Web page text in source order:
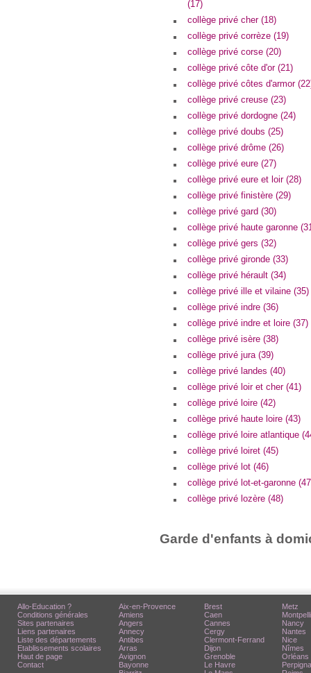
(17)
collège privé cher (18)
collège privé corrèze (19)
collège privé corse (20)
collège privé côte d'or (21)
collège privé côtes d'armor
collège privé creuse (23)
collège privé dordogne (24)
collège privé doubs (25)
collège privé drôme (26)
collège privé eure (27)
collège privé eure et loir (28)
collège privé finistère (29)
collège privé gard (30)
collège privé haute garonne
collège privé gers (32)
collège privé gironde (33)
collège privé hérault (34)
collège privé ille et vilaine (35)
collège privé indre (36)
collège privé indre et loire (37)
collège privé isère (38)
collège privé jura (39)
collège privé landes (40)
collège privé loir et cher (41)
collège privé loire (42)
collège privé haute loire (43)
collège privé loire atlantique
collège privé loiret (45)
collège privé lot (46)
collège privé lot-et-garonne
collège privé lozère (48)
Garde d'enfants à
Allo-Education ?
Conditions générales
Sites partenaires
Liens partenaires
Liste des départements
Etablissements scolaires
Haut de page
Contact
Aix-en-Provence
Amiens
Angers
Annecy
Antibes
Arras
Avignon
Bayonne
Brest
Caen
Cannes
Cergy
Clermont-Ferrand
Dijon
Grenoble
Le Havre
Metz
Nancy
Nantes
Nice
Nîmes
Orléans